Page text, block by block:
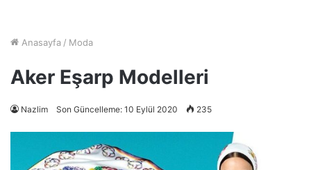
Anasayfa / Moda
Aker Eşarp Modelleri
Nazlim Son Güncelleme: 10 Eylül 2020 235